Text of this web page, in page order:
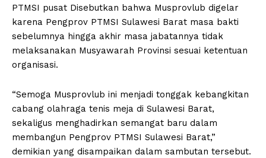
PTMSI pusat Disebutkan bahwa Musprovlub digelar
karena Pengprov PTMSI Sulawesi Barat masa bakti
sebelumnya hingga akhir masa jabatannya tidak
melaksanakan Musyawarah Provinsi sesuai ketentuan
organisasi.
“Semoga Musprovlub ini menjadi tonggak kebangkitan
cabang olahraga tenis meja di Sulawesi Barat,
sekaligus menghadirkan semangat baru dalam
membangun Pengprov PTMSI Sulawesi Barat,”
demikian yang disampaikan dalam sambutan tersebut.